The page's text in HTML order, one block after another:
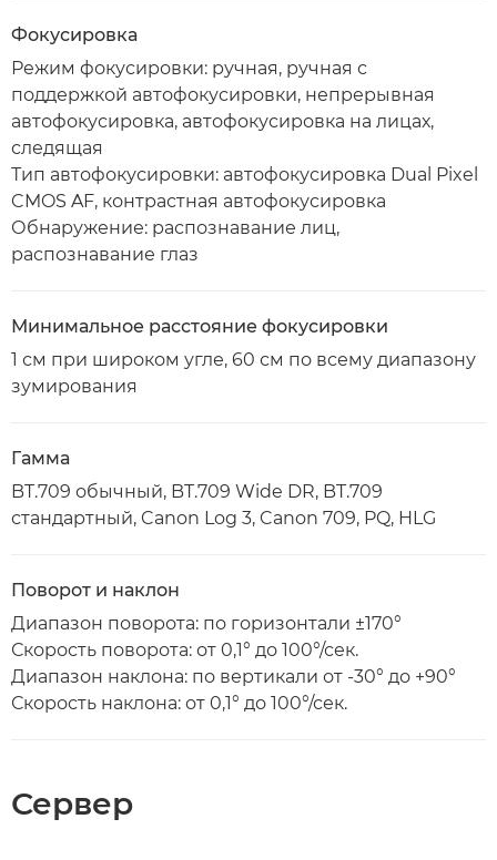
Фокусировка
Режим фокусировки: ручная, ручная с
поддержкой автофокусировки, непрерывная
автофокусировка, автофокусировка на лицах,
следящая
Тип автофокусировки: автофокусировка Dual Pixel
CMOS AF, контрастная автофокусировка
Обнаружение: распознавание лиц,
распознавание глаз
Минимальное расстояние фокусировки
1 см при широком угле, 60 см по всему диапазону
зумирования
Гамма
BT.709 обычный, BT.709 Wide DR, BT.709
стандартный, Canon Log 3, Canon 709, PQ, HLG
Поворот и наклон
Диапазон поворота: по горизонтали ±170°
Скорость поворота: от 0,1° до 100°/сек.
Диапазон наклона: по вертикали от -30° до +90°
Скорость наклона: от 0,1° до 100°/сек.
Сервер